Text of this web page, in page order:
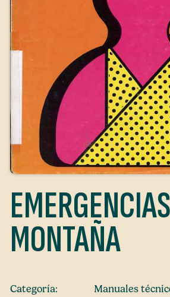
MONTAÑA
Categoría:
Manuales